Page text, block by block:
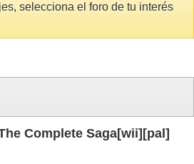
selecciona el foro de tu interés
Complete Saga[wii][pal]